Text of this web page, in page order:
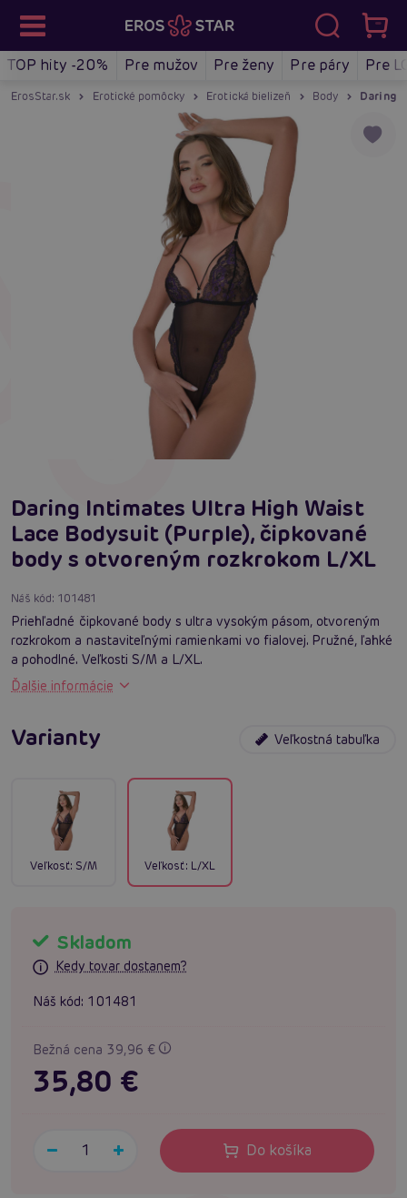
TOP hity -20% Pre mužov Pre ženy Pre páry Pre
ErosStar.sk Erotické pomôcky Erotická bielizeň Body Daring
Daring Intimates Ultra High Waist
Lace Bodysuit (Purple), čipkované
body s otvoreným rozkrokom L/XL
Náš kód: 101481
Priehľadné čipkované body s ultra vysokým pásom, otvoreným
rozkrokom a nastaviteľnými ramienkami vo fialovej. Pružné, ľahké
a pohodlné. Veľkosti S/M a L/XL.
Ďalšie informácie
Varianty Veľkostná tabuľka
Veľkosť: S/M Veľkosť: L/XL
Skladom
Kedy tovar dostanem?
Náš kód: 101481
Bežná cena 39,96 €
35,80 €
Do košíka